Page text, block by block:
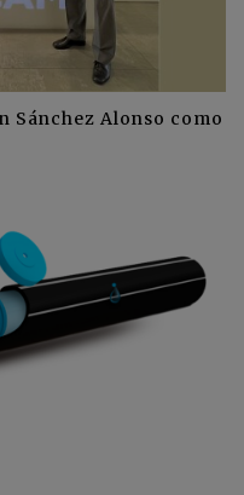
Sánchez Alonso como